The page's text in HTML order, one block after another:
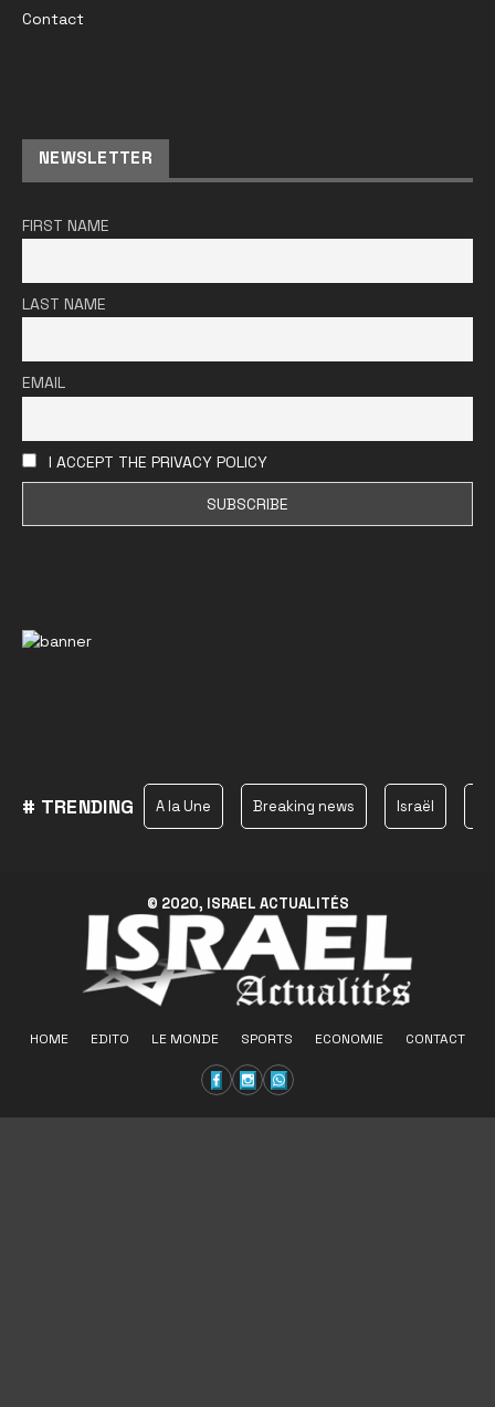
Contact
NEWSLETTER
FIRST NAME
LAST NAME
EMAIL
I ACCEPT THE PRIVACY POLICY
# TRENDING A la Une Breaking news Israël
© 2020, ISRAEL ACTUALITÉS
HOME EDITO LE MONDE SPORTS ECONOMIE CONTACT